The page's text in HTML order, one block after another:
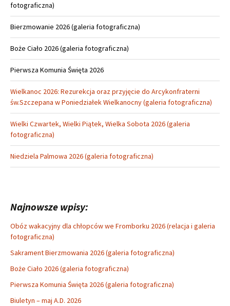
fotograficzna)
Bierzmowanie 2026 (galeria fotograficzna)
Boże Ciało 2026 (galeria fotograficzna)
Pierwsza Komunia Święta 2026
Wielkanoc 2026: Rezurekcja oraz przyjęcie do Arcykonfraterni
św.Szczepana w Poniedziałek Wielkanocny (galeria fotograficzna)
Wielki Czwartek, Wielki Piątek, Wielka Sobota 2026 (galeria
fotograficzna)
Niedziela Palmowa 2026 (galeria fotograficzna)
Najnowsze wpisy:
Obóz wakacyjny dla chłopców we Fromborku 2026 (relacja i galeria
fotograficzna)
Sakrament Bierzmowania 2026 (galeria fotograficzna)
Boże Ciało 2026 (galeria fotograficzna)
Pierwsza Komunia Święta 2026 (galeria fotograficzna)
Biuletyn – maj A.D. 2026